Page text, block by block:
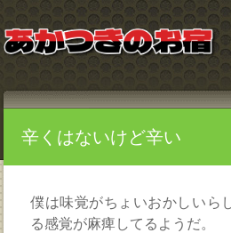
辛くはないけど辛い
僕は味覚がちょいおかしいら
る感覚が麻痺してるようだ。